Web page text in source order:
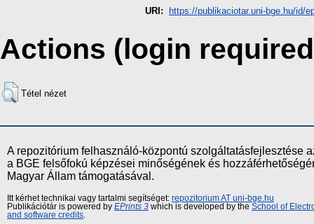
URI:
https://publikaciotar.uni-bge.hu/id/
Actions (login
Tétel nézet
A repozitórium felhasználó-központú szolgáltatásfejlesztése
a BGE felsőfokú képzései minőségének és
Magyar Állam támogatásával.
Itt kérhet technikai vagy tartalmi segítséget: repozitorium AT uni-bge.hu
Publikációtár is powered by EPrints 3 which is developed by the School of
and software credits